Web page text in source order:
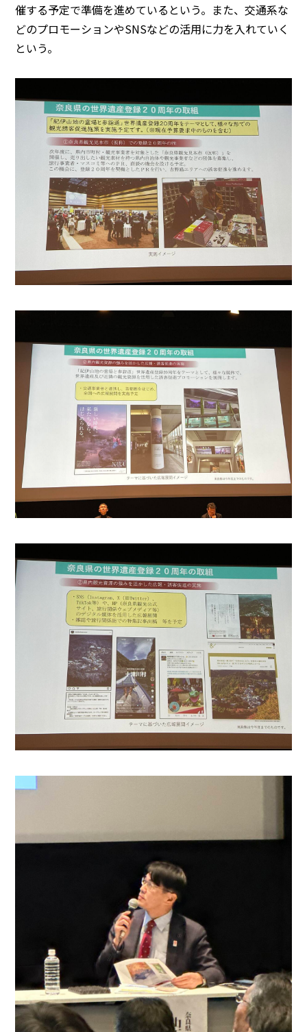
催する予定で準備を進めているという。また、交通系な
どのプロモーションやSNSなどの活用に力を入れていく
という。